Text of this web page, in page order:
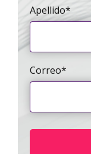
Apellido*
Correo*